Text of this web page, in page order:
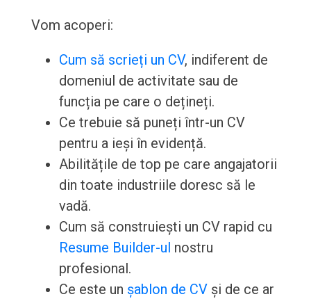
Vom acoperi:
Cum să scrieți un CV, indiferent de
domeniul de activitate sau de
funcția pe care o dețineți.
Ce trebuie să puneți într-un CV
pentru a ieși în evidență.
Abilitățile de top pe care angajatorii
din toate industriile doresc să le
vadă.
Cum să construiești un CV rapid cu
Resume Builder-ul nostru
profesional.
Ce este un șablon de CVși de ce ar